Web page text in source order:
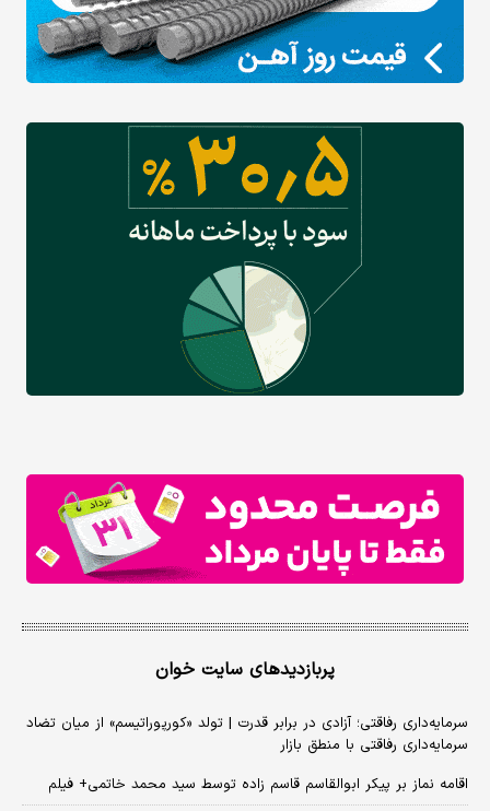
پربازدیدهای سایت خوان
سرمایه‌داری رفاقتی؛ آزادی در برابر قدرت | تولد «کورپوراتیسم» از میان تضاد
سرمایه‌داری رفاقتی با منطق بازار
اقامه نماز بر پیکر ابوالقاسم قاسم زاده توسط سید محمد خاتمی+ فیلم